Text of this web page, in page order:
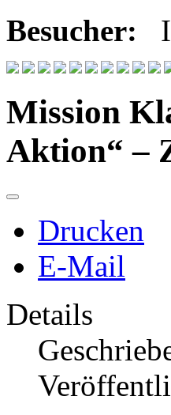
Besucher:
Mission
Aktion“ –
Drucken
E-Mail
Details